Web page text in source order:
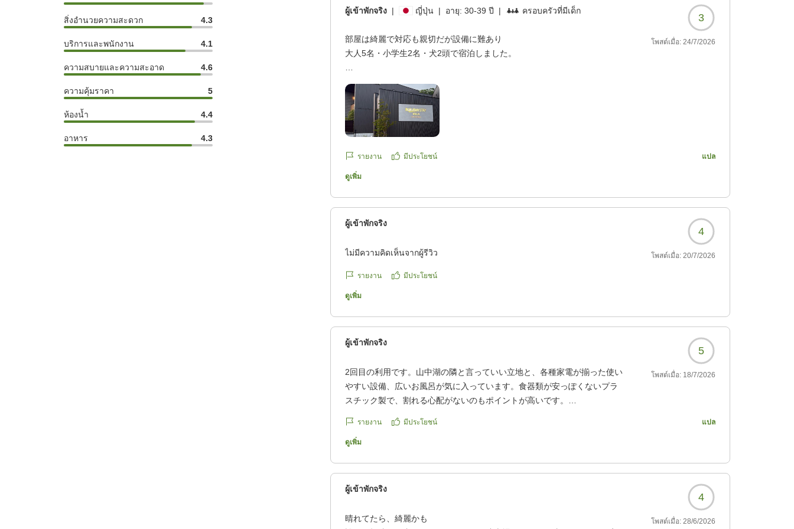
สิ่งอำนวยความสะดวก 4.3
บริการและพนักงาน 4.1
ความสบายและความสะอาด 4.6
ความคุ้มราคา 5
ห้องน้ำ 4.4
อาหาร 4.3
ผู้เข้าพักจริง | ญี่ปุ่น | อายุ:30-39 ปี | ครอบครัวที่มีเด็ก
3
部屋は綺麗で対応も親切だが設備に難あり
大人5名・小学生2名・犬2頭で宿泊しました。
た。
一方で、洗濯機の乾燥機能が使えなかったことや、冷蔵庫の冷えが悪かっ
たことなど、家電設備には少し残念な点がありました。
いと案内していただき、スタッフの対応はとても丁寧でした。ただ、やは
より快適だったと感じます。
降りに不安がありました。小さなお子さんや高齢の方が利用される場合
設備面で気になる点はありましたが、お部屋自体は綺麗で、スタッフの対
https://review.travel.rakuten.co.jp/hotel/voice/180530?
reviewId=33123478193601
โพสต์เมื่อ: 24/7/2026
รายงาน มีประโยชน์ แปล
ดูเพิ่ม
ผู้เข้าพักจริง
4
ไม่มีความคิดเห็นจากผู้รีวิว โพสต์เมื่อ: 20/7/2026
รายงาน มีประโยชน์
ดูเพิ่ม
ผู้เข้าพักจริง
5
2回目の利用です。山中湖の隣と言っていい立地と、各種家電が揃った使い
やすい設備、広いお風呂が気に入っています。食器類が安っぽくないプラ
スチック製で、割れる心配がないのもポイントが高いです。
意が必要です。
クチコミの詳細はこちらから
reviewId=33123478140655
โพสต์เมื่อ: 18/7/2026
รายงาน มีประโยชน์ แปล
ดูเพิ่ม
ผู้เข้าพักจริง
4
晴れてたら、綺麗かも
โพสต์เมื่อ: 28/6/2026